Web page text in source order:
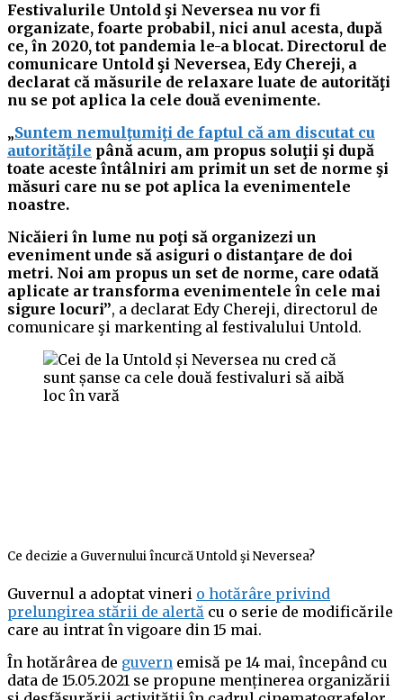
Festivalurile Untold şi Neversea nu vor fi
organizate, foarte probabil, nici anul acesta, după
ce, în 2020, tot pandemia le-a blocat. Directorul de
comunicare Untold şi Neversea, Edy Chereji, a
declarat că măsurile de relaxare luate de autorităţi
nu se pot aplica la cele două evenimente.
„Suntem nemulţumiţi de faptul că am discutat cu
autorităţile până acum, am propus soluţii şi după
toate aceste întâlniri am primit un set de norme şi
măsuri care nu se pot aplica la evenimentele
noastre.
Nicăieri în lume nu poţi să organizezi un
eveniment unde să asiguri o distanţare de doi
metri. Noi am propus un set de norme, care odată
aplicate ar transforma evenimentele în cele mai
sigure locuri”, a declarat Edy Chereji, directorul de
comunicare şi markenting al festivalului Untold.
Ce decizie a Guvernului încurcă Untold şi Neversea?
Guvernul a adoptat vineri o hotărâre privind
prelungirea stării de alertă cu o serie de modificările
care au intrat în vigoare din 15 mai.
În hotărârea de guvern emisă pe 14 mai, începând cu
data de 15.05.2021 se propune menținerea organizării